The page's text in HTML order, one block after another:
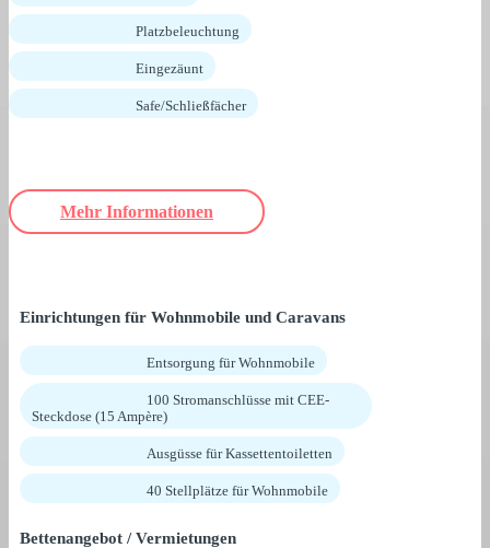
Platzbeleuchtung
Eingezäunt
Safe/Schließfächer
Mehr Informationen
Einrichtungen für Wohnmobile und Caravans
Entsorgung für Wohnmobile
100 Stromanschlüsse mit CEE-
Steckdose (15 Ampère)
Ausgüsse für Kassettentoiletten
40 Stellplätze für Wohnmobile
Bettenangebot / Vermietungen